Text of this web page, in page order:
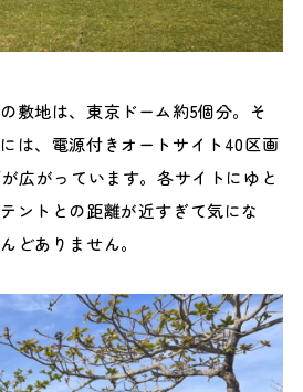
敷地は、東京ドーム約5個分。そ
は、電源付きオートサイト40区画
広がっています。各サイトにゆと
ントとの距離が近すぎて気にな
どありません。